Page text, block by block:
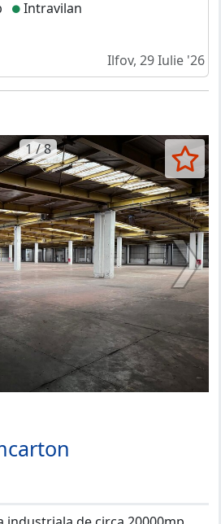
Intravilan
Ilfov, 29 Iulie '26
1 / 8